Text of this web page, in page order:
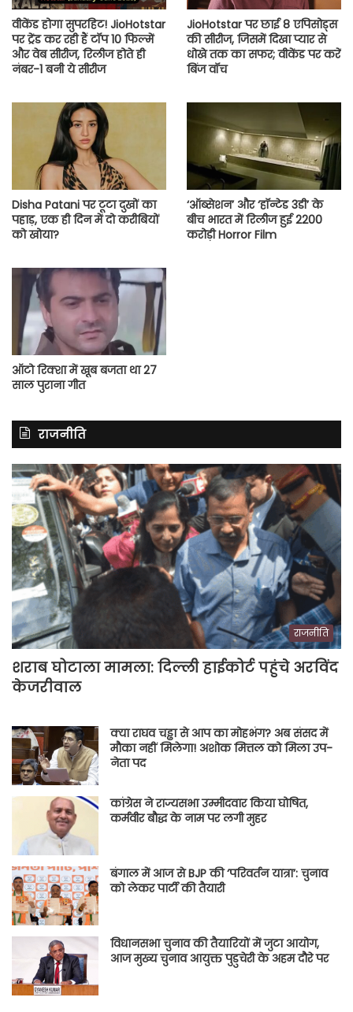
वीकेंड होगा सुपरहिट! JioHotstar
पर ट्रेंड कर रही हैं टॉप 10 फिल्में
और वेब सीरीज, रिलीज होते ही
नंबर-1 बनी ये सीरीज
JioHotstar पर छाई 8 एपिसोड्स
की सीरीज, जिसमें दिखा प्यार से
धोखे तक का सफर; वीकेंड पर करें
बिंज वॉच
Disha Patani पर टूटा दुखों का
पहाड़, एक ही दिन में दो करीबियों
को खोया?
‘ऑब्सेशन’ और ‘हॉन्टेड 3डी’ के
बीच भारत में रिलीज हुई 2200
करोड़ी Horror Film
ऑटो रिक्शा में खूब बजता था 27
साल पुराना गीत
राजनीति
राजनीति
शराब घोटाला मामला: दिल्ली हाईकोर्ट पहुंचे अरविंद
केजरीवाल
क्या राघव चड्ढा से आप का मोहभंग? अब संसद में
मौका नहीं मिलेगा! अशोक मित्तल को मिला उप-
नेता पद
कांग्रेस ने राज्यसभा उम्मीदवार किया घोषित,
कर्मवीर बौद्ध के नाम पर लगी मुहर
बंगाल में आज से BJP की ‘परिवर्तन यात्रा’: चुनाव
को लेकर पार्टी की तैयारी
विधानसभा चुनाव की तैयारियों में जुटा आयोग,
आज मुख्य चुनाव आयुक्त पुडुचेरी के अहम दौरे पर